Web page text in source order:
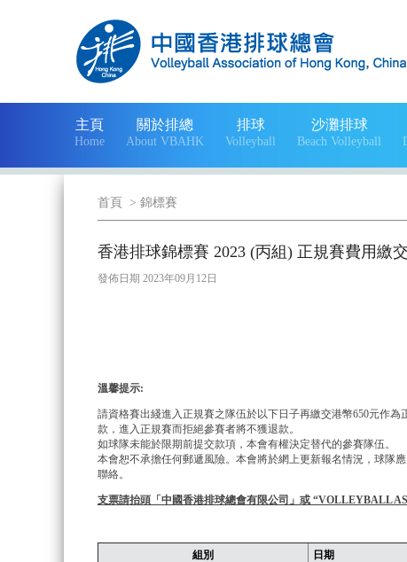
主頁
Home
關於排總
About VBAHK
排球
Volleyball
沙灘排球
Beach Volleyball
首頁 > 錦標賽
香港排球錦標賽 2023 (丙組) 正規賽費用繳
發佈日期 2023年09月12日
溫馨提示:
請資格賽出綫進入正規賽之隊伍於以下日子再繳交港幣650元作
款，進入正規賽而拒絕參賽者將不獲退款。
如球隊未能於限期前提交款項，本會有權決定替代的參賽隊伍。
本會恕不承擔任何郵遞風險。本會將於網上更新報名情況，球隊
聯絡。
支票請抬頭「中國香港排球總會有限公司」或 “VOLLEYBALL
組別
日期